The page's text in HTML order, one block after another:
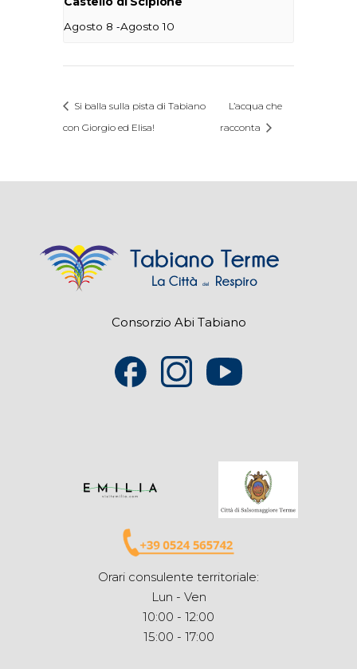
Agosto 8 -Agosto 10
Si balla sulla pista di Tabiano
con Giorgio ed Elisa!
L’acqua che
racconta
Consorzio Abi Tabiano
Orari consulente territoriale:
Lun - Ven
10:00 - 12:00
15:00 - 17:00